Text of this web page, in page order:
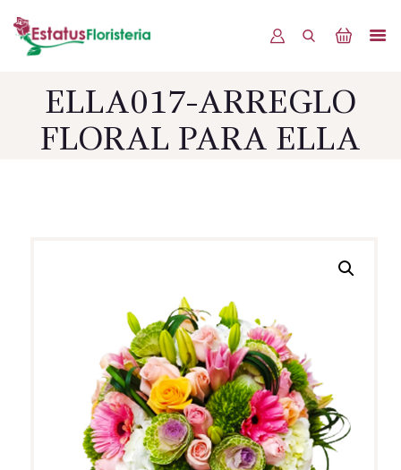
ELLA017-ARREGLO
FLORAL PARA ELLA
INICIO
PRODUCTOS